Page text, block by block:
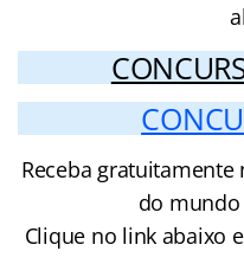
Receba
do
Clique no link abaixo